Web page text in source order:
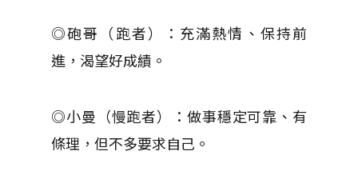
◎砲哥（跑者）：充滿熱情、保持前
進，渴望好成績。
◎小曼（慢跑者）：做事穩定可靠、有
條理，但不多要求自己。